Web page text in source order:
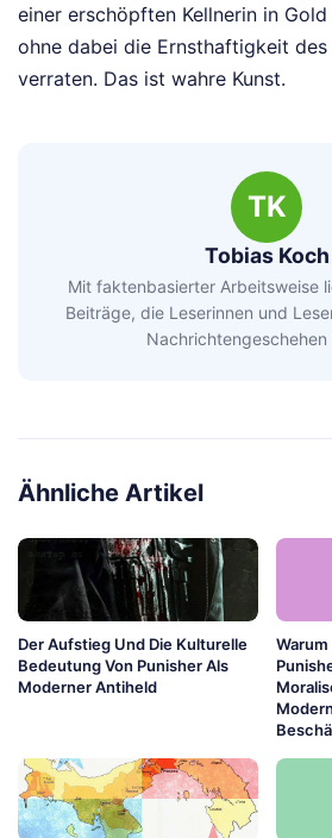
einer erschöpften Kellnerin in
ohne dabei die Ernsthaftigkeit des
verraten. Das ist wahre Kunst.
TK
Tobias Koch
Mit faktenbasierter Arbeitsweise
Beiträge, die Leserinnen und
Nachrichtengeschehen
Ähnliche Artikel
Der Aufstieg Und Die Kulturelle
Bedeutung Von Punisher Als
Moderner Antiheld